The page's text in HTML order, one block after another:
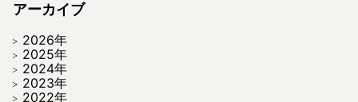
アーカイブ
2026年
2025年
2024年
2023年
2022年